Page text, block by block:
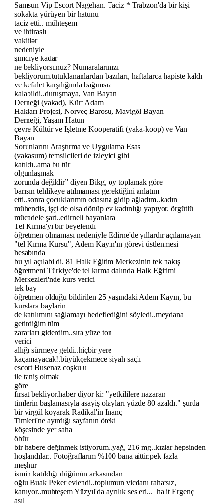
Samsun Vip Escort Nagehan. Taciz * Trabzon'da bir kişi
sokakta yürüyen bir hatunu
taciz etti.. mühteşem
ve ihtiraslı
vakitlər
nedeniyle
şimdiye kadar
ne bekliyorsunuz? Numaralarınızı
bekliyorum.tutuklananlardan bazıları, haftalarca hapiste kaldı
ve kefalet karşılığında bağımsız
kalabildi..duruşmaya, Van Bayan
Derneği (vakad), Kürt Adam
Hakları Projesi, Norveç Barosu, Mavigöl Bayan
Derneği, Yaşam Hatun
çevre Kültür ve Işletme Kooperatifi (yaka-koop) ve Van
Bayan
Sorunlarını Araştırma ve Uygulama Esas
(vakasum) temsilcileri de izleyici gibi
katıldı..ama bu tür
olgunlaşmak
zorunda değildir” diyen Bikg, oy toplamak göre
barışın tehlikeye atılmaması gerektiğini anlatım
etti..sonra çocuklarımın odasına gidip ağladım..kadın
mühendis, işçi de olsa dönüp ev kadınlığı yapıyor. örgütlü
mücadele şart..edirneli bayanlara
Tel Kırma'yı bir beyefendi
öğretmen olmaması nedeniyle Edirne'de yıllardır açılamayan
"tel Kırma Kursu", Adem Kayın'ın görevi üstlenmesi
hesabında
bu yıl açılabildi. 81 Halk Eğitim Merkezinin tek nakış
öğretmeni Türkiye'de tel kırma dalında Halk Eğitimi
Merkezleri'nde kurs verici
tek bay
öğretmen olduğu bildirilen 25 yaşındaki Adem Kayın, bu
kurslara baylarin
de katılımını sağlamayı hedeflediğini söyledi..meydana
getirdiğim tüm
zararları giderdim..sıra yüze ton
verici
allığı sürmeye geldi..hiçbir yere
kaçamayacak!.büyükçekmece siyah saçlı
escort Busenaz coşkulu
ile taniş olmak
göre
fırsat bekliyor.haber diyor ki: "yetkililere nazaran
timlerin başlamasıyla asayiş olayları yüzde 80 azaldı." şurda
bir virgül koyarak Radikal'in Inanç
Timleri'ne ayırdığı sayfanın öteki
köşesinde yer saha
öbür
bir habere değinmek istiyorum..yağ, 216 mg..kızlar hepsinden
hoşlandılar.. Fotoğraflarım %100 bana aittir.pek fazla
meşhur
ismin katıldığı düğünün arkasından
oğlu Buak Peker evlendi..toplumun vicdanı rahatsız,
kanıyor..muhteşem Yüzyıl'da ayrılık sesleri... halit Ergenç
asıl